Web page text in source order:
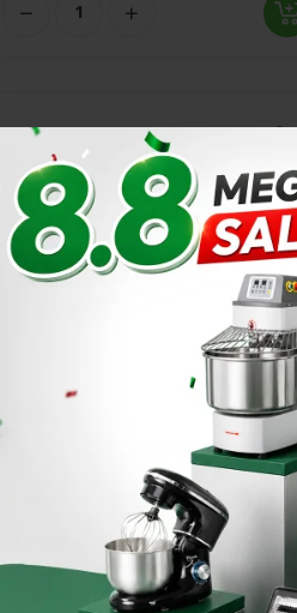
ส่วนลด 15%
ถาดอบขนม ถาดเบเกอรี่ อลูมิเนียม
พรีเมียม รองรับเตาอบ Convection รุ่น
ECO และ Pro ทนร้อน 350°C